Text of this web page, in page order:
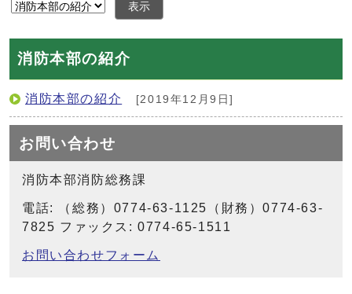
表示
消防本部の紹介
消防本部の紹介 [2019年12月9日]
お問い合わせ
消防本部消防総務課
電話: （総務）0774-63-1125（財務）0774-63-
7825 ファックス: 0774-65-1511
お問い合わせフォーム